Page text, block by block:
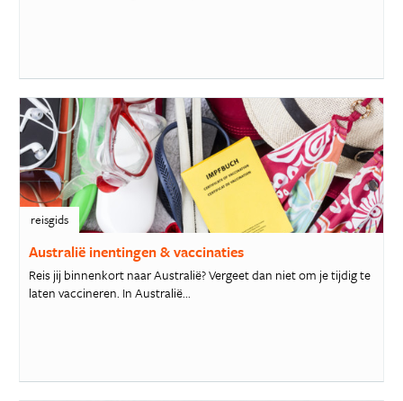
reisgids
Australië inentingen & vaccinaties
Reis jij binnenkort naar Australië? Vergeet dan niet om je tijdig te
laten vaccineren. In Australië...